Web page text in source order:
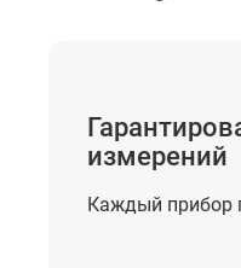
Крепление на
Степень защиты от
Диапазон рабочей
измерений
Каждый прибор